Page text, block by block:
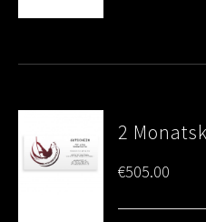
2
€505.00